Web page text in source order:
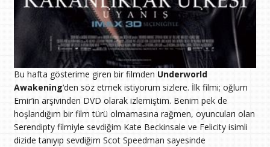
Bu hafta gösterime giren bir filmden Underworld
Awakening‘den söz etmek istiyorum sizlere. İlk filmi; oğlum
Emir’in arşivinden DVD olarak izlemiştim. Benim pek de
hoşlandığım bir film türü olmamasına rağmen, oyuncuları olan
Serendipty filmiyle sevdiğim Kate Beckinsale ve Felicity isimli
dizide tanıyıp sevdiğim Scot Speedman sayesinde